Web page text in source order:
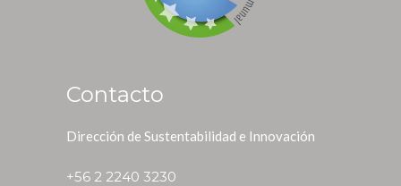
Contacto
Dirección de Sustentabilidad e Innovación
+56 2 2240 3230